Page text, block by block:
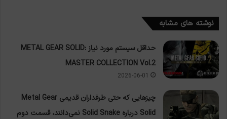
نوشته های مشابه
حداقل سیستم مورد نیاز METAL GEAR SOLID:
MASTER COLLECTION Vol.2
2026-06-01
چیزهایی که حتی طرفداران قدیمی Metal Gear
Solid درباره Solid Snake نمی‌دانند، قسمت دوم